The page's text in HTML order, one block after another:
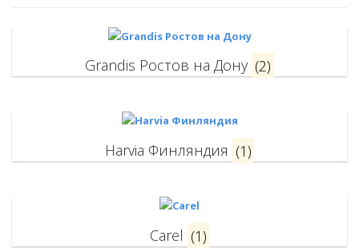
Grandis Ростов на Дону (2)
Harvia Финляндия (1)
Carel (1)